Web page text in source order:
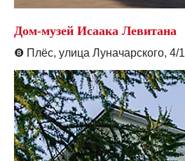
Дом-музей Исаака Левитана
❽ Плёс, улица Луначарского, 4/1